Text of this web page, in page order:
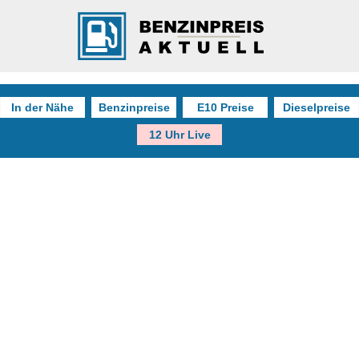
In der Nähe Benzinpreise E10 Preise Dieselpreise
12 Uhr Live